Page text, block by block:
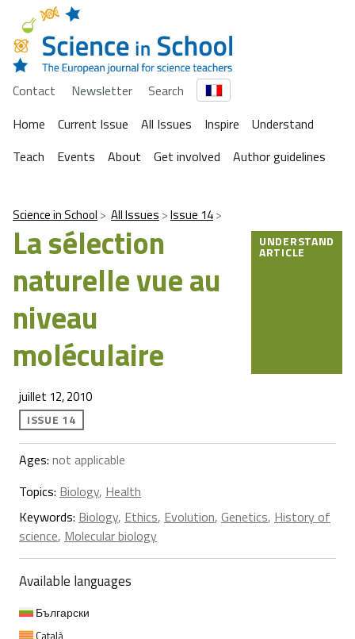
Contact Newsletter
Search
Home
Current Issue All Issues Inspire
Understand
Teach
Events About Get involved Author guidelines
Science in School All Issues Issue 14
La sélection
naturelle vue au
niveau
moléculaire
UNDERSTAND
ARTICLE
juillet 12, 2010
ISSUE 14
Ages: not applicable
Topics: Biology, Health
Keywords: Biology, Ethics, Evolution, Genetics, History of
science, Molecular biology
Available languages
Български
Català